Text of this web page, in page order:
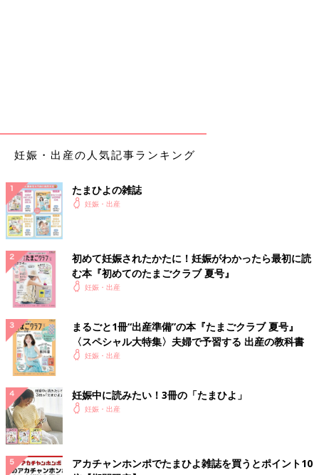
妊娠・出産の人気記事ランキング
たまひよの雑誌
妊娠・出産
初めて妊娠されたかたに！妊娠がわかったら最初に読
む本『初めてのたまごクラブ 夏号』
妊娠・出産
まるごと1冊“出産準備”の本『たまごクラブ 夏号』
〈スペシャル大特集〉夫婦で予習する 出産の教科書
妊娠・出産
妊娠中に読みたい！3冊の「たまひよ」
妊娠・出産
アカチャンホンポでたまひよ雑誌を買うとポイント10